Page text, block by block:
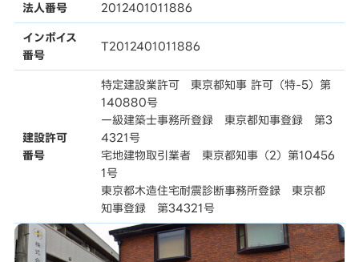
法人番号 2012401011886
インボイス
番号
T2012401011886
建設許可
番号
特定建設業許可 東京都知事 許可（特-5）第
140880号
一級建築士事務所登録 東京都知事登録 第3
4321号
宅地建物取引業者 東京都知事（2）第10456
1号
東京都木造住宅耐震診断事務所登録 東京都
知事登録 第34321号